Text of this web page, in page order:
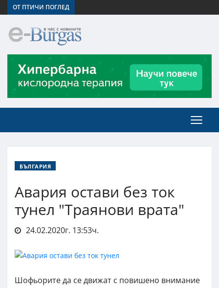
ОТ ПТИЧИ ПОГЛЕД
БЪЛГАРИЯ
Авария остави без ток
тунел "Траянови врата"
24.02.2020г. 13:53ч.
Шофьорите да се движат с повишено внимание